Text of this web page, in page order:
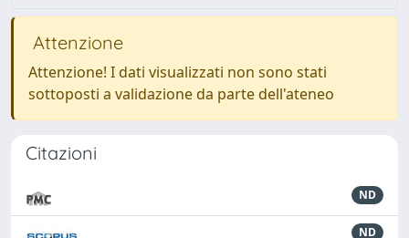
Attenzione
Attenzione! I dati visualizzati non sono stati
sottoposti a validazione da parte dell'ateneo
Citazioni
ND
ND